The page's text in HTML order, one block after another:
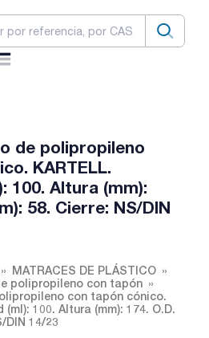
de polipropileno
KARTELL.
100. Altura (mm):
58. Cierre: NS/DIN
MATRACES DE PLÁSTICO
polipropileno con tapón
con tapón cónico.
100. Altura (mm): 174. O.D.
DIN 14/23